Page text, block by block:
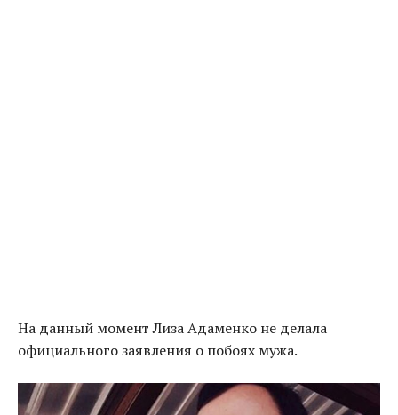
На данный момент Лиза Адаменко не делала
официального заявления о побоях мужа.